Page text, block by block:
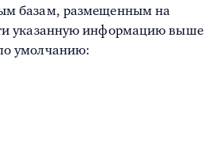
базам, размещенным на
указанную информацию выше
умолчанию: